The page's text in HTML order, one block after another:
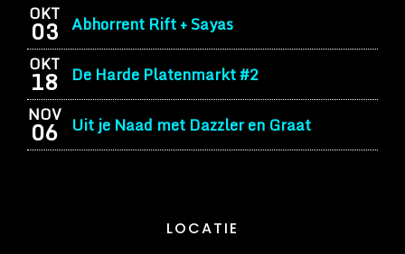
OKT
03 Abhorrent Rift + Sayas
OKT
18 De Harde Platenmarkt #2
NOV
06 Uit je Naad met Dazzler en Graat
LOCATIE